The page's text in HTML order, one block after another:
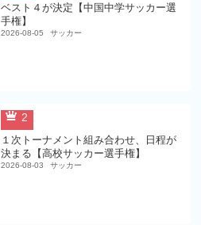
ベスト４が決定【中国中学サッカー選
手権】
2026-08-05 サッカー
2
１次トーナメント組み合わせ、日程が
決まる【高校サッカー選手権】
2026-08-03 サッカー